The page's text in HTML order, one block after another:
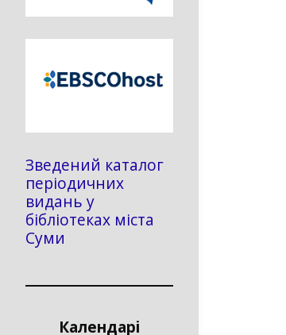
Зведений каталог
періодичних
видань у
бібліотеках міста
Суми
Календарі